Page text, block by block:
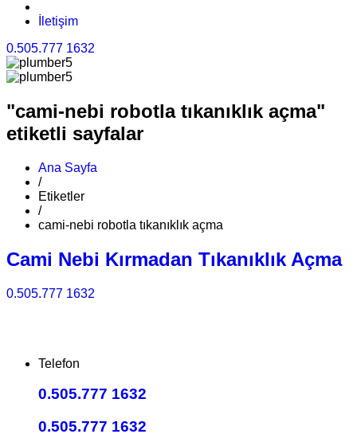
İletişim
0.505.777 1632
"cami-nebi robotla tıkanıklık açma"
etiketli sayfalar
Ana Sayfa
/
Etiketler
/
cami-nebi robotla tıkanıklık açma
Cami Nebi Kırmadan Tıkanıklık Açma
0.505.777 1632
Telefon
0.505.777 1632
0.505.777 1632